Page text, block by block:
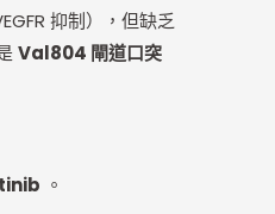
抑制），但缺乏
Val804 閘道口突
。